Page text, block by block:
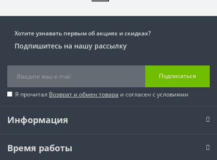
Хотите узнавать первым об акциях и скидках?
Подпишитесь на нашу рассылку
Подписаться
Я прочитал Возврат и обмен товара и согласен с условиями
Информация
Время работы